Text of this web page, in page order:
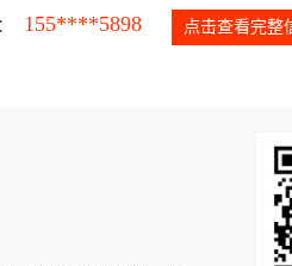
155****5898 点击查看完整